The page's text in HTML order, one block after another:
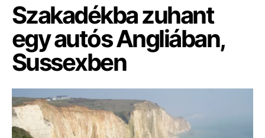
Szakadékba zuhant
egy autós Angliában,
Sussexben